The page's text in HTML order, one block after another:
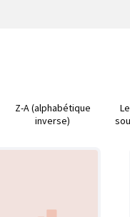
Z-A (alphabétique
inverse)